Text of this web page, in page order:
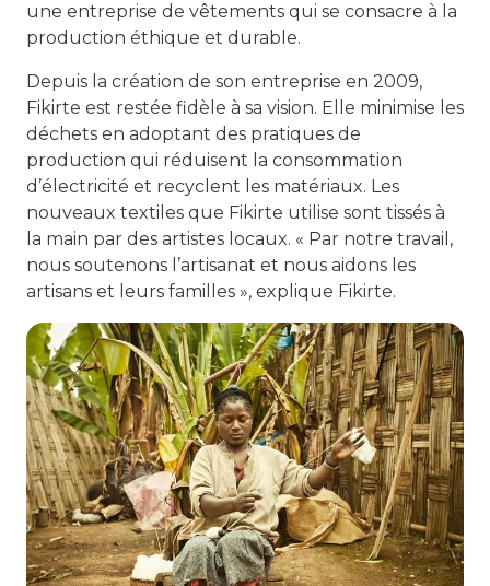
une entreprise de vêtements qui se consacre à la
production éthique et durable.
Depuis la création de son entreprise en 2009,
Fikirte est restée fidèle à sa vision. Elle minimise les
déchets en adoptant des pratiques de
production qui réduisent la consommation
d’électricité et recyclent les matériaux. Les
nouveaux textiles que Fikirte utilise sont tissés à
la main par des artistes locaux. « Par notre travail,
nous soutenons l’artisanat et nous aidons les
artisans et leurs familles », explique Fikirte.